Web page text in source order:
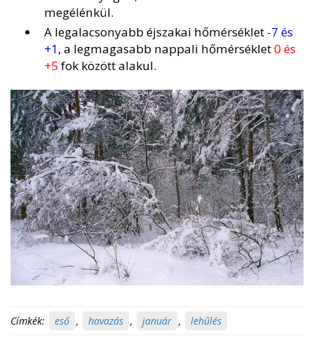
megélénkül.
A legalacsonyabb éjszakai hőmérséklet -7 és
+1, a legmagasabb nappali hőmérséklet0 és
+5 fok között alakul.
Címkék: eső , havazás , január , lehűlés